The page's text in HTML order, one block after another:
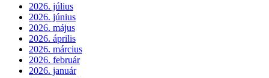
2026. július
2026. június
2026. május
2026. április
2026. március
2026. február
2026. január